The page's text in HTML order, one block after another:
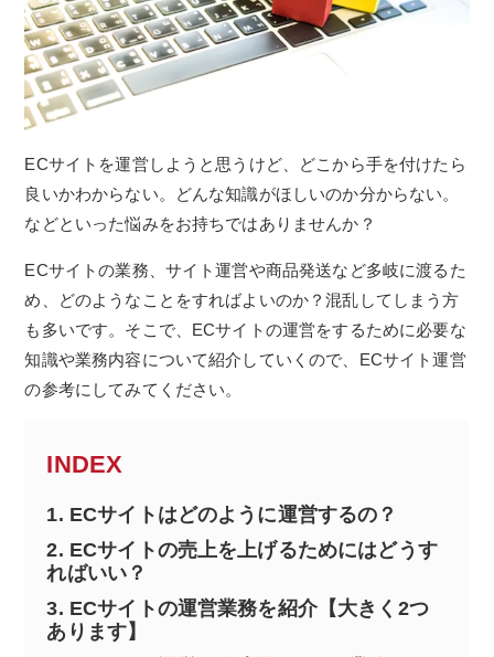
ECサイトを運営しようと思うけど、どこから手を付けたら
良いかわからない。どんな知識がほしいのか分からない。
などといった悩みをお持ちではありませんか？
ECサイトの業務、サイト運営や商品発送など多岐に渡るた
め、どのようなことをすればよいのか？混乱してしまう方
も多いです。そこで、ECサイトの運営をするために必要な
知識や業務内容について紹介していくので、ECサイト運営
の参考にしてみてください。
INDEX
1. ECサイトはどのように運営するの？
2. ECサイトの売上を上げるためにはどうす
ればいい？
3. ECサイトの運営業務を紹介【大きく2つ
あります】